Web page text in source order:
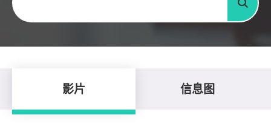
搜寻
影片 信息图